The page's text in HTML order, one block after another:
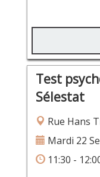
Test
Sélestat
Rue Hans
Mardi 22
11:30 -